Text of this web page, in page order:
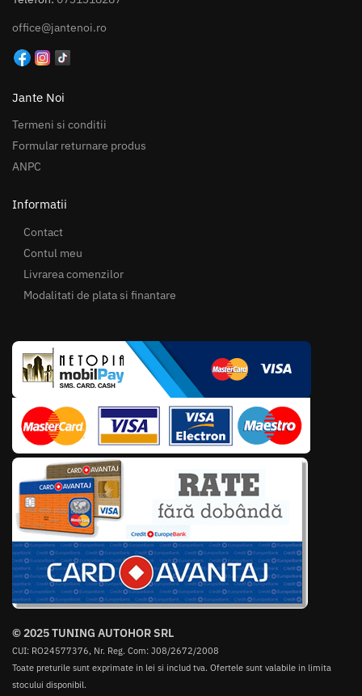
office@jantenoi.ro
Jante Noi
Termeni si conditii
Formular returnare produs
ANPC
Informatii
Contact
Contul meu
Livrarea comenzilor
Modalitati de plata si finantare
© 2025 TUNING AUTOHOR SRL
CUI: RO24577376, Nr. Reg. Com: J08/2672/2008
Toate preturile sunt exprimate in lei si includ tva. Ofertele sunt valabile in limita
stocului disponibil.